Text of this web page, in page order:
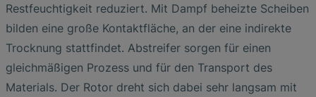
Restfeuchtigkeit reduziert. Mit Dampf beheizte Scheiben
bilden eine große Kontaktfläche, an der eine indirekte
Trocknung stattfindet. Abstreifer sorgen für einen
gleichmäßigen Prozess und für den Transport des
Materials. Der Rotor dreht sich dabei sehr langsam mit